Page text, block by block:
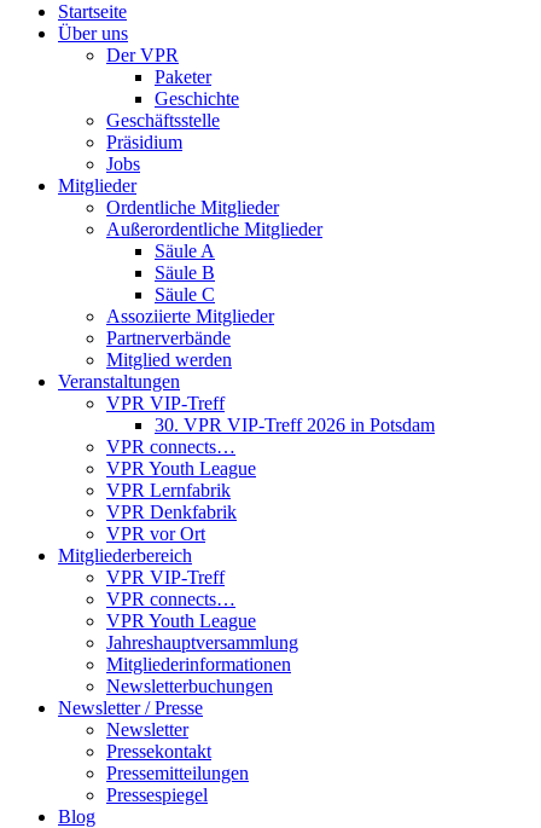
Startseite
Über uns
Der VPR
Paketer
Geschichte
Geschäftsstelle
Präsidium
Jobs
Mitglieder
Ordentliche Mitglieder
Außerordentliche Mitglieder
Säule A
Säule B
Säule C
Assoziierte Mitglieder
Partnerverbände
Mitglied werden
Veranstaltungen
VPR VIP-Treff
30. VPR VIP-Treff 2026 in Potsdam
VPR connects…
VPR Youth League
VPR Lernfabrik
VPR Denkfabrik
VPR vor Ort
Mitgliederbereich
VPR VIP-Treff
VPR connects…
VPR Youth League
Jahreshauptversammlung
Mitgliederinformationen
Newsletterbuchungen
Newsletter / Presse
Newsletter
Pressekontakt
Pressemitteilungen
Pressespiegel
Blog